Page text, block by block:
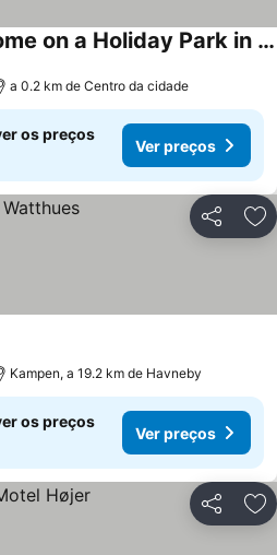
4 Person Holiday Home on a Holiday Park in Romo
a 0.2 km de Centro da cidade
os preços
Ver preços
Partilhar
Kampen, a 19.2 km de Havneby
os preços
Ver preços
Partilhar